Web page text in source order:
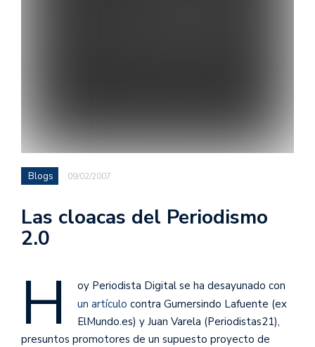
Blogs 09/02/2007
Las cloacas del Periodismo
2.0
H
oy Periodista Digital se ha desayunado con
un artículo contra Gumersindo Lafuente (ex
ElMundo.es) y Juan Varela (Periodistas21),
presuntos promotores de un supuesto proyecto de